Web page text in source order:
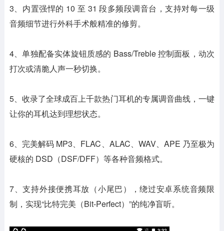
3、内置强悍的 10 至 31 段多频段调音台，支持对每一级
音频细节进行外科手术般精准的修剪。
4、单独配备实体旋钮质感的 Bass/Treble 控制面板，动次
打次或清脆人声一秒切换。
5、收录了全球成百上千款热门耳机的专属调音曲线，一键
让你的耳机达到理想状态。
6、完美解码 MP3、FLAC、ALAC、WAV、APE 乃至极为
硬核的 DSD（DSF/DFF）等各种音频格式。
7、支持外接便携耳放（小尾巴），绕过安卓系统音频限
制，实现“比特完美（Bit-Perfect）”的纯净盲听。